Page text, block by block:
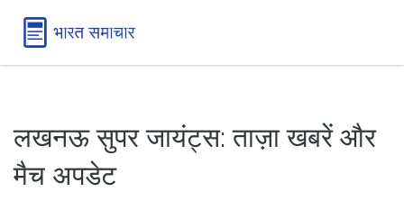
लखनऊ सुपर जायंट्स: ताज़ा खबरें और
मैच अपडेट